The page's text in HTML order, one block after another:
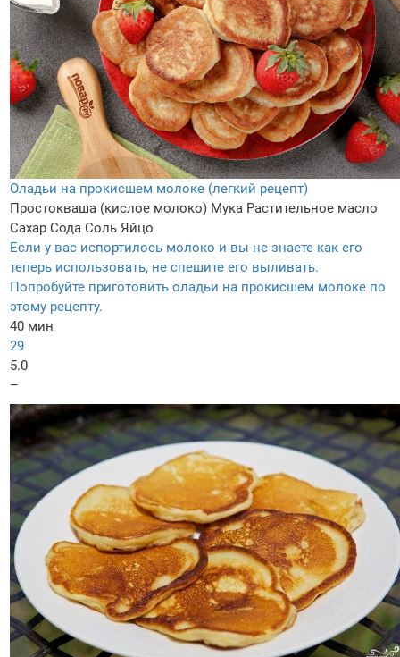
Оладьи на прокисшем молоке (легкий рецепт)
Простокваша (кислое молоко) Мука Растительное масло
Сахар Сода Соль Яйцо
Если у вас испортилось молоко и вы не знаете как его
теперь использовать, не спешите его выливать.
Попробуйте приготовить оладьи на прокисшем молоке по
этому рецепту.
40 мин
29
5.0
–